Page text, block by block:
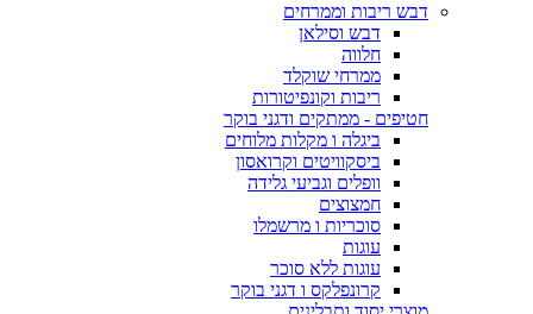
דבש ריבות וממרחים
דבש וסילאן
חלווה
ממרחי שוקלד
ריבות וקונפיטורות
חטיפים - ממתקים ודגני בוקר
ביגלה ו מקלות מלוחים
ביסקוויטים וקרואסון
וופלים וגביעי גלידה
חמצוצים
סוכריות ו מרשמלו
עוגות
עוגות ללא סוכר
קרונפלקס ו דגני בוקר